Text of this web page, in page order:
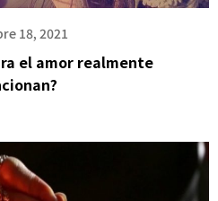
18, 2021
el amor realmente